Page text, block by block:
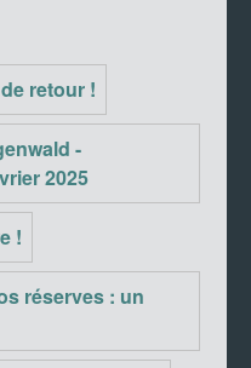
retour !
-
2025
!
réserves : un